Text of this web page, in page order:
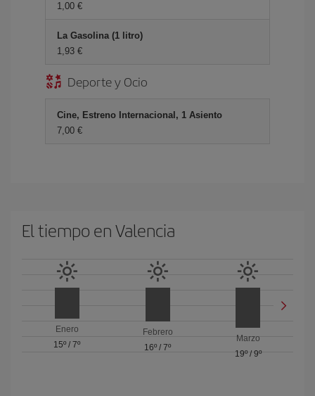
1,00 €
La Gasolina (1 litro)
1,93 €
Deporte y Ocio
Cine, Estreno Internacional, 1 Asiento
7,00 €
El tiempo en Valencia
Enero
15º /7º
Febrero
16º / 7º
Marzo
19º/ 9º